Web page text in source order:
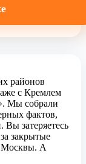
районов
с Кремлем
Мы собрали
фактов,
затеряетесь
закрытые
Москвы. А